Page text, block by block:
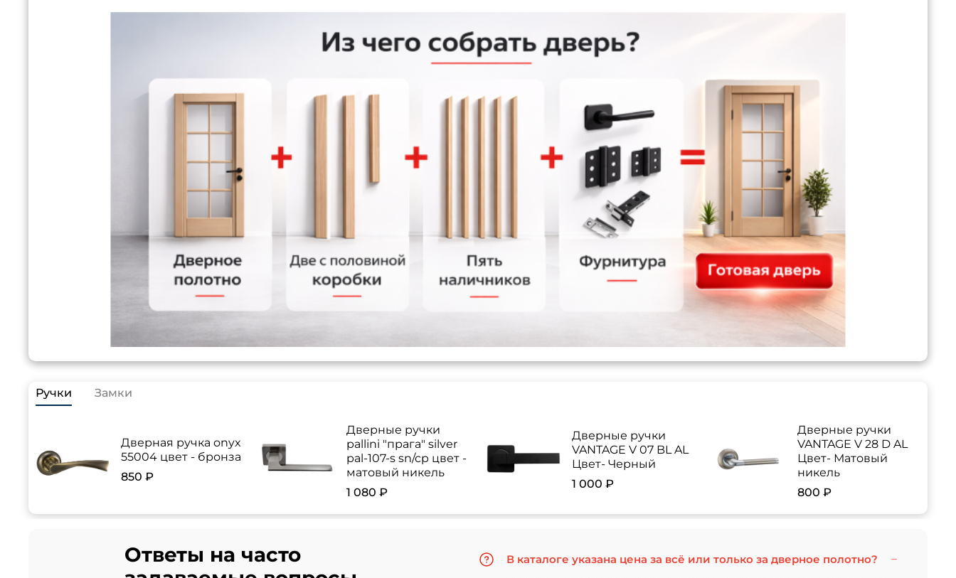
Ручки Замки
Дверная ручка onyx
55004 цвет - бронза
850 ₽
Дверные ручки
pallini "прага" silver
pal-107-s sn/cp цвет -
матовый никель
1 080 ₽
Дверные ручки
VANTAGE V 07 BL AL
Цвет- Черный
1 000 ₽
Дверные ручки
VANTAGE V 28 D AL
Цвет- Матовый
никель
800 ₽
Ответы на часто
В каталоге указана цена за всё или только за дверное полотно?